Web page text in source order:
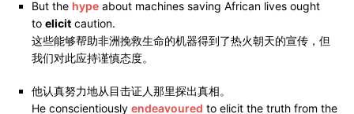
But the hype about machines saving African lives ought
to elicit caution.
这些能够帮助非洲挽救生命的机器得到了热火朝天的宣传，但
我们对此应持谨慎态度。
他认真努力地从目击证人那里探出真相。
He conscientiously endeavoured to elicit the truth from the